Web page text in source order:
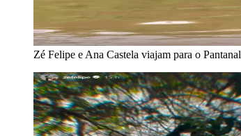
Zé Felipe e Ana Castela viajam para o Pantanal